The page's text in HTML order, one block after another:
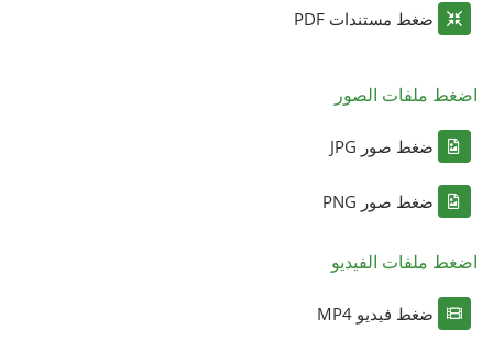
ضغط مستندات PDF
اضغط ملفات الصور
ضغط صور JPG
ضغط صور PNG
اضغط ملفات الفيديو
ضغط فيديو MP4